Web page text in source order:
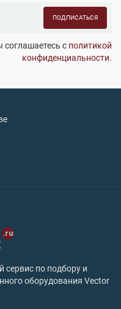
ПОДПИСАТЬСЯ
с политикой
конфиденциальности.
сервис по подбору и
оборудования Vector